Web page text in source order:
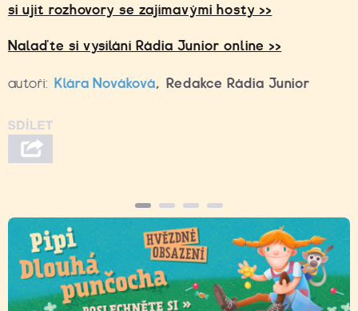
si ujít rozhovory se zajímavými hosty >>
Nalaďte si vysílání Rádia Junior online >>
autoři: Klára Nováková, Redakce Rádia Junior